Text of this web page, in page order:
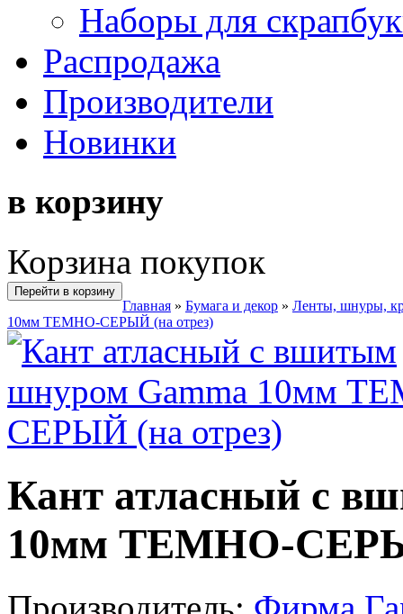
Наборы для
Распродажа
Производители
Новинки
в корзину
Корзина покупок
Перейти в корзину
Главная » Бумага и декор » Ленты, шнуры,
10мм ТЕМНО-СЕРЫЙ (на отрез)
Кант атласный с
10мм ТЕМНО-